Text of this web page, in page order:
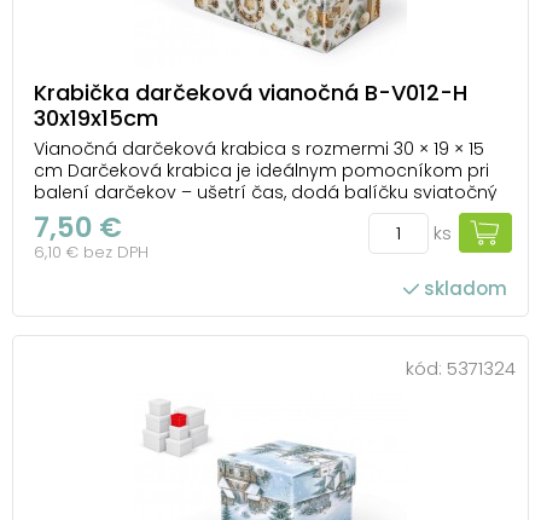
Krabička darčeková vianočná B-V012-H
30x19x15cm
Vianočná darčeková krabica s rozmermi 30 × 19 × 15
cm Darčeková krabica je ideálnym pomocníkom pri
balení darčekov – ušetrí čas, dodá balíčku sviatočný
vzhľad a zároveň ochráni jeho obsah. Hodí sa na
knihy, kozmetiku, textil, sladkosti aj menšie hračky.
Pevný materiál a praktické veko zabezpeč...
7,50 €
6,10 € bez DPH
ks
skladom
kód: 5371324